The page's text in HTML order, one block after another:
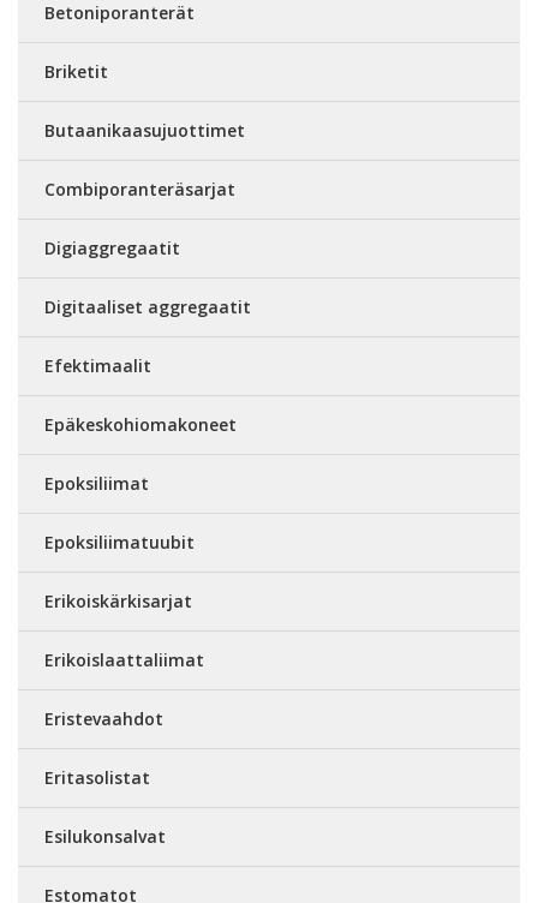
Betoniporanterät
Briketit
Butaanikaasujuottimet
Combiporanteräsarjat
Digiaggregaatit
Digitaaliset aggregaatit
Efektimaalit
Epäkeskohiomakoneet
Epoksiliimat
Epoksiliimatuubit
Erikoiskärkisarjat
Erikoislaattaliimat
Eristevaahdot
Eritasolistat
Esilukonsalvat
Estomatot